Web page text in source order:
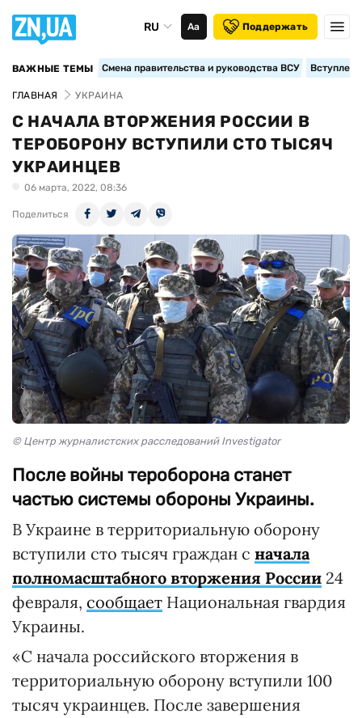
RU Аа Поддержать
ВАЖНЫЕ ТЕМЫ Смена правительства и руководства ВСУ
ГЛАВНАЯ УКРАИНА
С НАЧАЛА ВТОРЖЕНИЯ РОССИИ В
ТЕРОБОРОНУ ВСТУПИЛИ СТО ТЫСЯЧ
УКРАИНЦЕВ
06 марта, 2022, 08:36
Поделиться
© Центр журналистских расследований Investigator
После войны тероборона станет
частью системы обороны Украины.
В Украине в территориальную оборону
вступили сто тысяч граждан с начала
полномасштабного вторжения России 24
февраля, сообщает Национальная гвардия
Украины.
«С начала российского вторжения в
территориальную оборону вступили 100
тысяч украинцев. После завершения